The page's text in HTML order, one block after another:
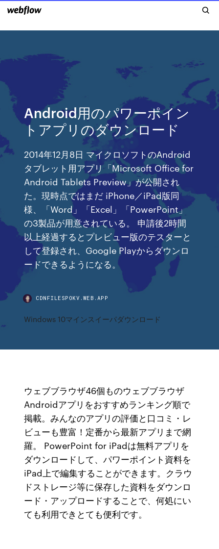
Android用のパワーポイン
トアプリのダウンロード
2014年12月8日 マイクロソフトのAndroid
タブレット用アプリ「Microsoft Office for
Android Tablets Preview」が公開され
た。現時点ではまだ iPhone／iPad版同
様、「Word」「Excel」「PowerPoint」
の3製品が用意されている。 申請後2時間
以上経過するとプレビュー版のテスターと
して登録され、Google Playからダウンロ
ードできるようになる。
CDNFILESPOKV.WEB.APP
Windows 10マインスイーパダウンロード
ウェブブラウザ46個ものウェブブラウザ
Androidアプリをおすすめランキング順で
掲載。みんなのアプリの評価と口コミ・レ
ビューも豊富！定番から最新アプリまで網
羅。 PowerPoint for iPadは無料アプリを
ダウンロードして、パワーポイント資料を
iPad上で編集することができます。クラウ
ドストレージ等に保存した資料をダウンロ
ード・アップロードすることで、何処にい
ても利用できとても便利です。